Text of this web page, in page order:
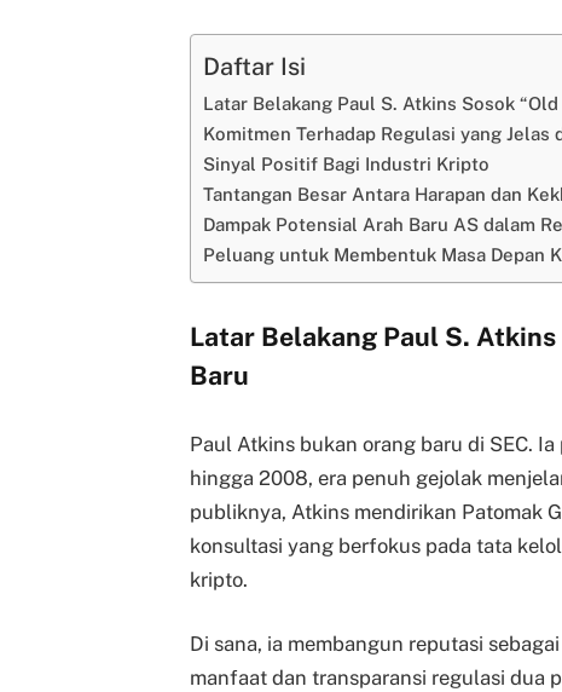
Daftar Isi
Latar Belakang Paul S. Atkins Sosok
Komitmen Terhadap Regulasi yang Jelas
Sinyal Positif Bagi Industri Kripto
Tantangan Besar Antara Harapan dan
Dampak Potensial Arah Baru AS dalam
Peluang untuk Membentuk Masa Depan
Latar Belakang Paul S. Atkins
Baru
Paul Atkins bukan orang baru di SEC.
hingga 2008, era penuh gejolak
publiknya, Atkins mendirikan Patomak
konsultasi yang berfokus pada tata
kripto.
Di sana, ia membangun reputasi
manfaat dan transparansi regulasi dua